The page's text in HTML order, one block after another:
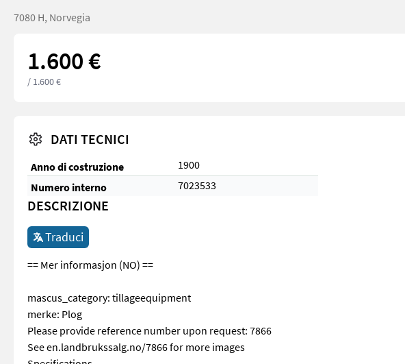
7080 H, Norvegia
1.600 €
/ 1.600 €
DATI TECNICI
Anno di costruzione
1900
Numero interno
7023533
DESCRIZIONE
Traduci
== Mer informasjon (NO) ==
mascus_category: tillageequipment
merke: Plog
Please provide reference number upon request: 7866
See en.landbrukssalg.no/7866 for more images